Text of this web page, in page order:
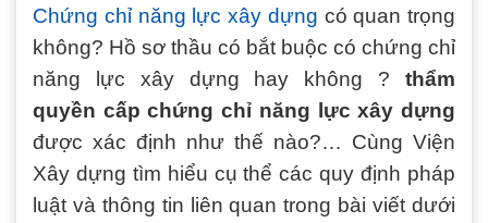
Chứng chỉ năng lực xây dựng có quan trọng
không? Hồ sơ thầu có bắt buộc có chứng chỉ
năng lực xây dựng hay không ? thẩm
quyền cấp chứng chỉ năng lực xây dựng
được xác định như thế nào?… Cùng Viện
Xây dựng tìm hiểu cụ thể các quy định pháp
luật và thông tin liên quan trong bài viết dưới